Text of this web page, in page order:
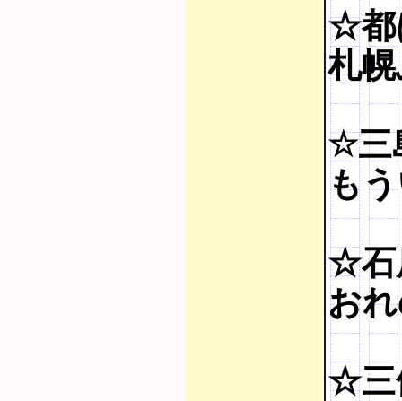
☆都
札
☆三
も
☆石
お
☆三